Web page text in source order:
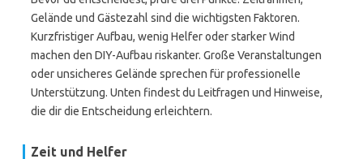
Gelände und Gästezahl sind die wichtigsten Faktoren.
Kurzfristiger Aufbau, wenig Helfer oder starker Wind
machen den DIY-Aufbau riskanter. Große Veranstaltungen
oder unsicheres Gelände sprechen für professionelle
Unterstützung. Unten findest du Leitfragen und Hinweise,
die dir die Entscheidung erleichtern.
Zeit und Helfer